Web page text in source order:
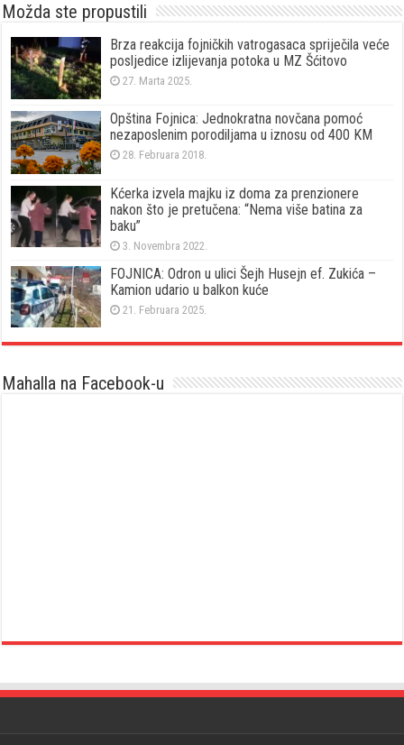
Možda ste propustili
Brza reakcija fojničkih vatrogasaca spriječila veće
posljedice izlijevanja potoka u MZ Šćitovo
27. Marta 2025.
Opština Fojnica: Jednokratna novčana pomoć
nezaposlenim porodiljama u iznosu od 400 KM
28. Februara 2018.
Kćerka izvela majku iz doma za prenzionere
nakon što je pretučena: “Nema više batina za
baku”
3. Novembra 2022.
FOJNICA: Odron u ulici Šejh Husejn ef. Zukića –
Kamion udario u balkon kuće
21. Februara 2025.
Mahalla na Facebook-u